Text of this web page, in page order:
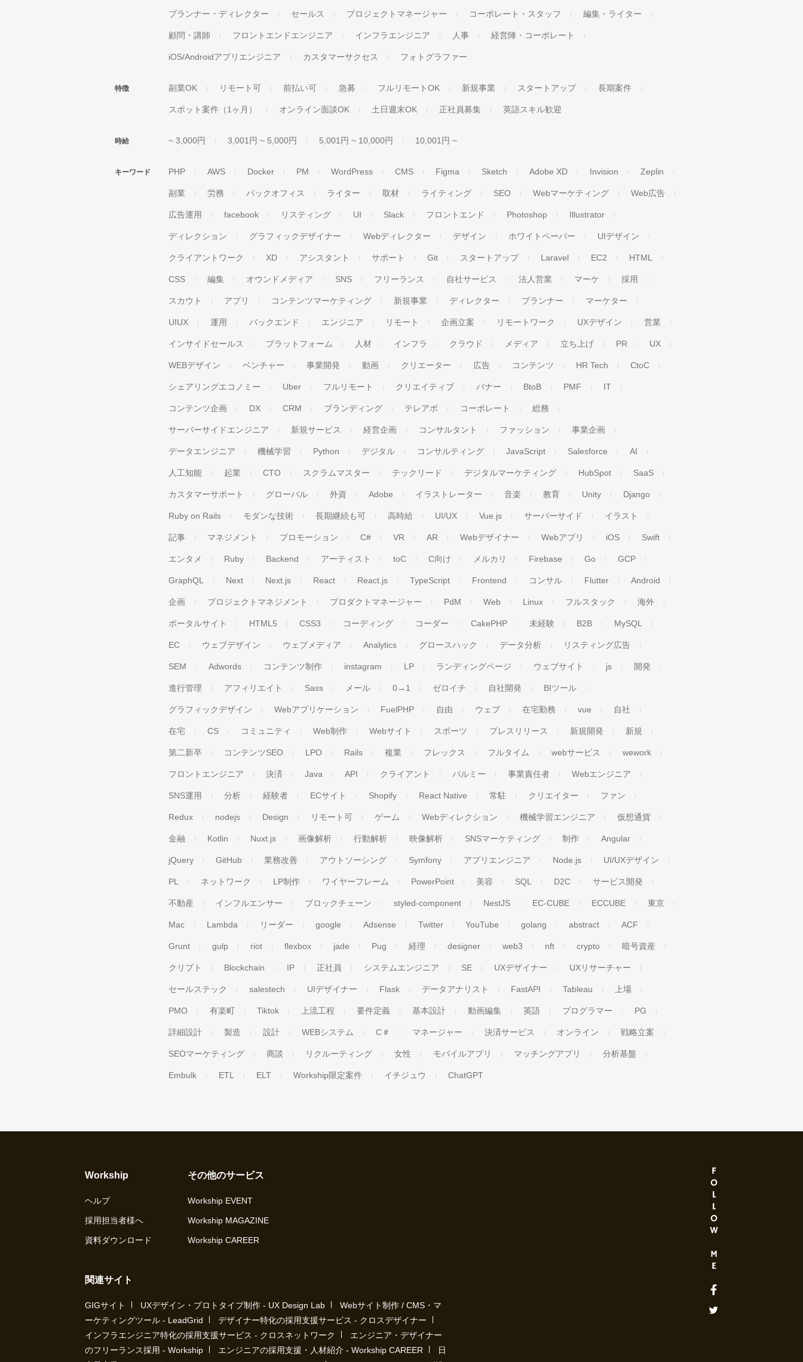
プランナー・ディレクター セールス プロジェクトマネージャー コーポレート・スタッフ 編集・ライター
顧問・講師 フロントエンドエンジニア インフラエンジニア 人事 経営陣・コーポレート
iOS/Androidアプリエンジニア カスタマーサクセス フォトグラファー
特徴 副業OK リモート可 前払い可 急募 フルリモートOK 新規事業 スタートアップ 長期案件
スポット案件（1ヶ月） オンライン面談OK 土日週末OK 正社員募集 英語スキル歓迎
時給 ~ 3,000円 3,001円 ~ 5,000円 5,001円 ~ 10,000円 10,001円 ~
キーワード PHP AWS Docker PM WordPress CMS Figma Sketch Adobe XD Invision Zeplin
副業 労務 バックオフィス ライター 取材 ライティング SEO Webマーケティング Web広告
広告運用 facebook リスティング UI Slack フロントエンド Photoshop Illustrator
ディレクション グラフィックデザイナー Webディレクター デザイン ホワイトペーパー UIデザイン
クライアントワーク XD アシスタント サポート Git スタートアップ Laravel EC2 HTML
CSS 編集 オウンドメディア SNS フリーランス 自社サービス 法人営業 マーケ 採用
スカウト アプリ コンテンツマーケティング 新規事業 ディレクター プランナー マーケター
UIUX 運用 バックエンド エンジニア リモート 企画立案 リモートワーク UXデザイン 営業
インサイドセールス プラットフォーム 人材 インフラ クラウド メディア 立ち上げ PR UX
WEBデザイン ベンチャー 事業開発 動画 クリエーター 広告 コンテンツ HR Tech CtoC
シェアリングエコノミー Uber フルリモート クリエイティブ バナー BtoB PMF IT
コンテンツ企画 DX CRM ブランディング テレアポ コーポレート 総務
サーバーサイドエンジニア 新規サービス 経営企画 コンサルタント ファッション 事業企画
データエンジニア 機械学習 Python デジタル コンサルティング JavaScript Salesforce AI
人工知能 起業 CTO スクラムマスター テックリード デジタルマーケティング HubSpot SaaS
カスタマーサポート グローバル 外資 Adobe イラストレーター 音楽 教育 Unity Django
Ruby on Rails モダンな技術 長期継続も可 高時給 UI/UX Vue.js サーバーサイド イラスト
記事 マネジメント プロモーション C# VR AR Webデザイナー Webアプリ iOS Swift
エンタメ Ruby Backend アーティスト toC C向け メルカリ Firebase Go GCP
GraphQL Next Next.js React React.js TypeScript Frontend コンサル Flutter Android
企画 プロジェクトマネジメント プロダクトマネージャー PdM Web Linux フルスタック 海外
ポータルサイト HTML5 CSS3 コーディング コーダー CakePHP 未経験 B2B MySQL
EC ウェブデザイン ウェブメディア Analytics グロースハック データ分析 リスティング広告
SEM Adwords コンテンツ制作 instagram LP ランディングページ ウェブサイト js 開発
進行管理 アフィリエイト Sass メール 0→1 ゼロイチ 自社開発 BIツール
グラフィックデザイン Webアプリケーション FuelPHP 自由 ウェブ 在宅勤務 vue 自社
在宅 CS コミュニティ Web制作 Webサイト スポーツ プレスリリース 新規開発 新規
第二新卒 コンテンツSEO LPO Rails 複業 フレックス フルタイム webサービス wework
フロントエンジニア 決済 Java API クライアント パルミー 事業責任者 Webエンジニア
SNS運用 分析 経験者 ECサイト Shopify React Native 常駐 クリエイター ファン
Redux nodejs Design リモート可 ゲーム Webディレクション 機械学習エンジニア 仮想通貨
金融 Kotlin Nuxt.js 画像解析 行動解析 映像解析 SNSマーケティング 制作 Angular
jQuery GitHub 業務改善 アウトソーシング Symfony アプリエンジニア Node.js UI/UXデザイン
PL ネットワーク LP制作 ワイヤーフレーム PowerPoint 美容 SQL D2C サービス開発
不動産 インフルエンサー ブロックチェーン styled-component NestJS EC-CUBE ECCUBE 東京
Mac Lambda リーダー google Adsense Twitter YouTube golang abstract ACF
Grunt gulp riot flexbox jade Pug 経理 designer web3 nft crypto 暗号資産
クリプト Blockchain IP 正社員 システムエンジニア SE UXデザイナー UXリサーチャー
セールステック salestech UIデザイナー Flask データアナリスト FastAPI Tableau 上場
PMO 有楽町 Tiktok 上流工程 要件定義 基本設計 動画編集 英語 プログラマー PG
詳細設計 製造 設計 WEBシステム C＃ マネージャー 決済サービス オンライン 戦略立案
SEOマーケティング 商談 リクルーティング 女性 モバイルアプリ マッチングアプリ 分析基盤
Embulk ETL ELT Workship限定案件 イチジュウ ChatGPT
Workship
ヘルプ
採用担当者様へ
資料ダウンロード
その他のサービス
Workship EVENT
Workship MAGAZINE
Workship CAREER
関連サイト
GIGサイト UXデザイン・プロトタイプ制作 - UX Design Lab
Webサイト制作 / CMS・マ
ーケティングツール - LeadGrid
デザイナー特化の採用支援サービス - クロスデザイナー
インフラエンジニア特化の採用支援サービス - クロスネットワーク
エンジニア・デザイナー
のフリーランス採用 - Workship
エンジニアの採用支援・人材紹介 - Workship CAREER
日